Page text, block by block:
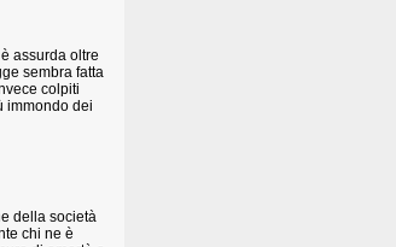
assurda oltre
sembra fatta
colpiti
immondo dei
della società
chi ne è